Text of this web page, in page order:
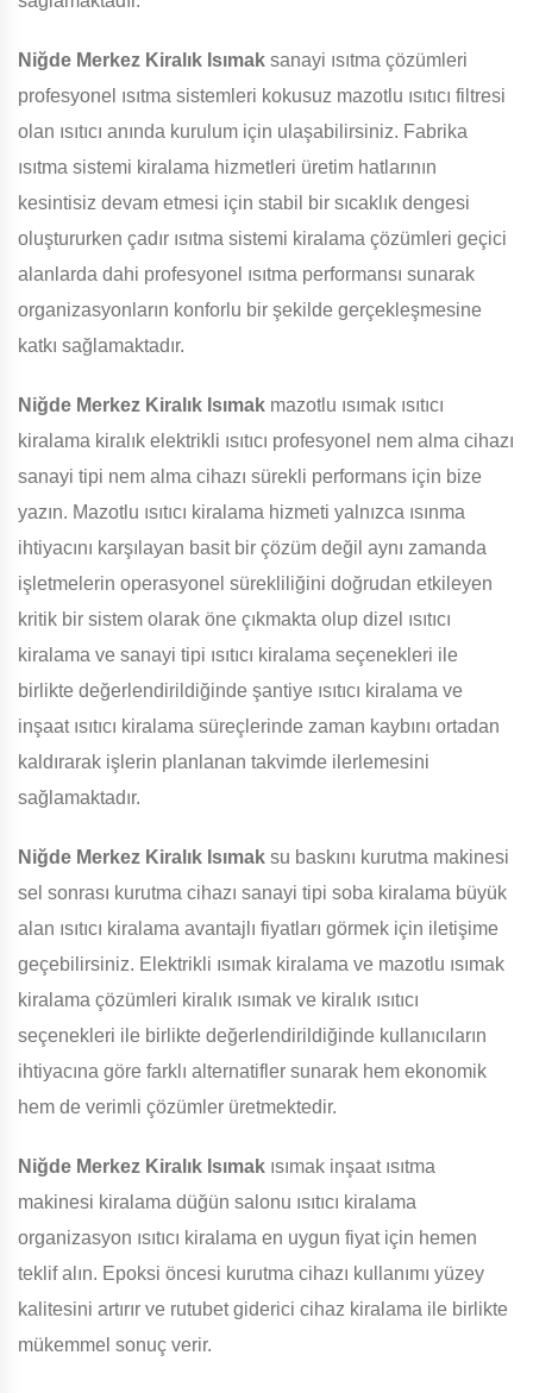
Niğde Merkez Kiralık Isımak sanayi ısıtma çözümleri
profesyonel ısıtma sistemleri kokusuz mazotlu ısıtıcı filtresi
olan ısıtıcı anında kurulum için ulaşabilirsiniz. Fabrika
ısıtma sistemi kiralama hizmetleri üretim hatlarının
kesintisiz devam etmesi için stabil bir sıcaklık dengesi
oluştururken çadır ısıtma sistemi kiralama çözümleri geçici
alanlarda dahi profesyonel ısıtma performansı sunarak
organizasyonların konforlu bir şekilde gerçekleşmesine
katkı sağlamaktadır.
Niğde Merkez Kiralık Isımak mazotlu ısımak ısıtıcı
kiralama kiralık elektrikli ısıtıcı profesyonel nem alma cihazı
sanayi tipi nem alma cihazı sürekli performans için bize
yazın. Mazotlu ısıtıcı kiralama hizmeti yalnızca ısınma
ihtiyacını karşılayan basit bir çözüm değil aynı zamanda
işletmelerin operasyonel sürekliliğini doğrudan etkileyen
kritik bir sistem olarak öne çıkmakta olup dizel ısıtıcı
kiralama ve sanayi tipi ısıtıcı kiralama seçenekleri ile
birlikte değerlendirildiğinde şantiye ısıtıcı kiralama ve
inşaat ısıtıcı kiralama süreçlerinde zaman kaybını ortadan
kaldırarak işlerin planlanan takvimde ilerlemesini
sağlamaktadır.
Niğde Merkez Kiralık Isımak su baskını kurutma makinesi
sel sonrası kurutma cihazı sanayi tipi soba kiralama büyük
alan ısıtıcı kiralama avantajlı fiyatları görmek için iletişime
geçebilirsiniz. Elektrikli ısımak kiralama ve mazotlu ısımak
kiralama çözümleri kiralık ısımak ve kiralık ısıtıcı
seçenekleri ile birlikte değerlendirildiğinde kullanıcıların
ihtiyacına göre farklı alternatifler sunarak hem ekonomik
hem de verimli çözümler üretmektedir.
Niğde Merkez Kiralık Isımak ısımak inşaat ısıtma
makinesi kiralama düğün salonu ısıtıcı kiralama
organizasyon ısıtıcı kiralama en uygun fiyat için hemen
teklif alın. Epoksi öncesi kurutma cihazı kullanımı yüzey
kalitesini artırır ve rutubet giderici cihaz kiralama ile birlikte
mükemmel sonuç verir.